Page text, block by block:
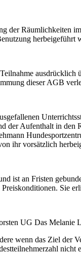
der Räumlichkeiten
dieser AGB
der Aufenthalt in
ihr vorsätzlich
ist an Fristen
Sie
UG Das
wenn das Ziel der